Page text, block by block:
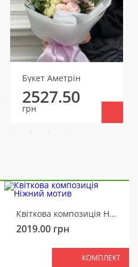
Букет Аметрін
2527.50
грн
Квіткова композиція Ніжний мотив
2019.00 грн
КОМПЛЕКТ